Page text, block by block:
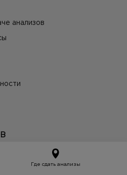
Где сдать анализы
анализов